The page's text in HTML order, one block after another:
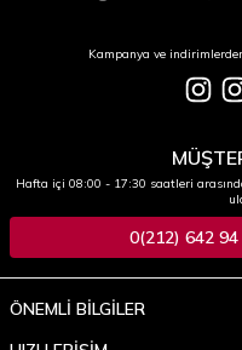
Kampanya ve
Hafta içi 08:00 - 17:30 saatleri
0(212) 642
ÖNEMLİ BİLGİLER